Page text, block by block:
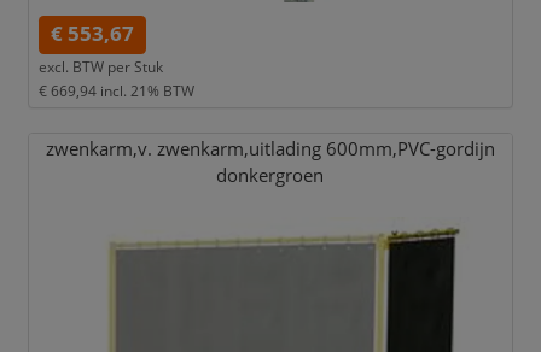
€ 553,67
excl. BTW per Stuk
€ 669,94 incl. 21% BTW
zwenkarm,v. zwenkarm,uitlading 600mm,PVC-gordijn
donkergroen